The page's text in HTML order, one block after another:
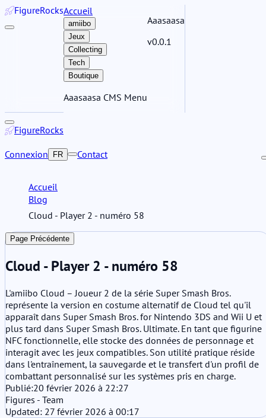
FigureRocksAccueil
amiibo
Jeux
Collecting
Tech
Boutique
Aaasaasa CMS Menu
Aaasaasa
v0.0.1
FigureRocks
Connexion FR Contact
Accueil
Blog
Cloud - Player 2 - numéro 58
Page Précédente
Cloud - Player 2 - numéro 58
L'amiibo Cloud – Joueur 2 de la série Super Smash Bros.
représente la version en costume alternatif de Cloud tel qu'il
apparaît dans Super Smash Bros. for Nintendo 3DS and Wii U et
plus tard dans Super Smash Bros. Ultimate. En tant que figurine
NFC fonctionnelle, elle stocke des données de personnage et
interagit avec les jeux compatibles. Son utilité pratique réside
dans l'entraînement, la sauvegarde et le transfert d'un profil de
combattant personnalisé sur les systèmes pris en charge.
Publié:20 février 2026 à 22:27
Figures - Team
Updated: 27 février 2026 à 00:17